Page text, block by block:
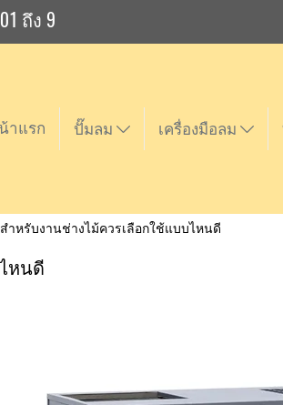
ถึง 9
าแรก ปั๊มลม เครื่องมือลม
ำหรับงานช่างไม้ควรเลือกใช้แบบไหนดี
หนดี